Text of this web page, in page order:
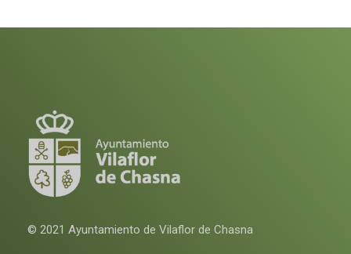
© 2021 Ayuntamiento de Vilaflor de Chasna